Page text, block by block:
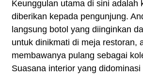
Keunggulan utama di sini adalah
diberikan kepada pengunjung.
langsung botol yang diinginkan
untuk dinikmati di meja restoran,
membawanya pulang sebagai
Suasana interior yang